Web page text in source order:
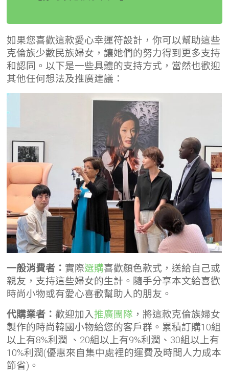
如果您喜歡這款愛心幸運符設計，你可以幫助這些
克倫族少數民族婦女，讓她們的努力得到更多支持
和認同。以下是一些具體的支持方式，當然也歡迎
其他任何想法及推廣建議：
一般消費者： 實際選購喜歡顏色款式，送給自己或
親友，支持這些婦女的生計。隨手分享本文給喜歡
時尚小物或有愛心喜歡幫助人的朋友。
代購業者：歡迎加入推廣團隊 ，將這款克倫族婦女
製作的時尚韓國小物給您的客戶群。累積訂購10組
以上有8%利潤 、20組以上有9%利潤、30組以上有
10%利潤(優惠來自集中處裡的運費及時間人力成本
節省)。